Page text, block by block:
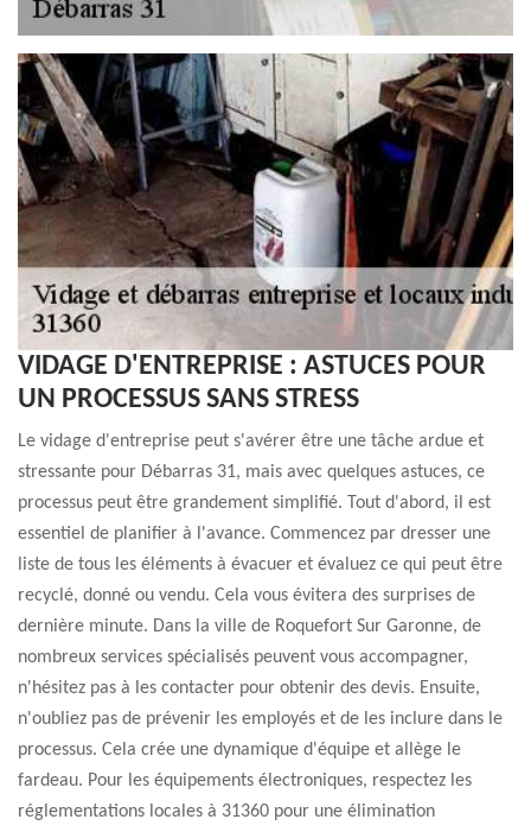
VIDAGE D'ENTREPRISE : ASTUCES POUR
UN PROCESSUS SANS STRESS
Le vidage d'entreprise peut s'avérer être une tâche ardue et
stressante pour Débarras 31, mais avec quelques astuces, ce
processus peut être grandement simplifié. Tout d'abord, il est
essentiel de planifier à l'avance. Commencez par dresser une
liste de tous les éléments à évacuer et évaluez ce qui peut être
recyclé, donné ou vendu. Cela vous évitera des surprises de
dernière minute. Dans la ville de Roquefort Sur Garonne, de
nombreux services spécialisés peuvent vous accompagner,
n'hésitez pas à les contacter pour obtenir des devis. Ensuite,
n'oubliez pas de prévenir les employés et de les inclure dans le
processus. Cela crée une dynamique d'équipe et allège le
fardeau. Pour les équipements électroniques, respectez les
réglementations locales à 31360 pour une élimination